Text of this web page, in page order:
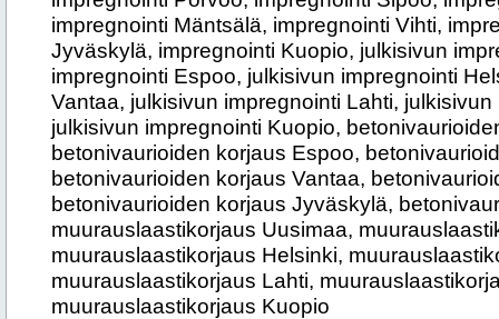
impregnointi Mäntsälä, impregnointi Vihti,
Jyväskylä, impregnointi Kuopio, julkisivun
impregnointi Espoo, julkisivun impregnointi
Vantaa, julkisivun impregnointi Lahti,
julkisivun impregnointi Kuopio,
betonivaurioiden korjaus Espoo,
betonivaurioiden korjaus Vantaa,
betonivaurioiden korjaus Jyväskylä,
muurauslaastikorjaus Uusimaa,
muurauslaastikorjaus Helsinki,
muurauslaastikorjaus Lahti,
muurauslaastikorjaus Kuopio